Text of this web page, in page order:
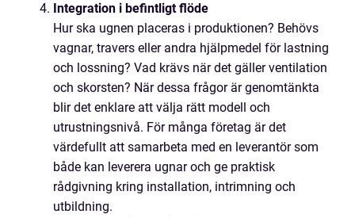
Integration i befintligt flöde
Hur ska ugnen placeras i produktionen? Behövs
vagnar, travers eller andra hjälpmedel för lastning
och lossning? Vad krävs när det gäller ventilation
och skorsten? När dessa frågor är genomtänkta
blir det enklare att välja rätt modell och
utrustningsnivå. För många företag är det
värdefullt att samarbeta med en leverantör som
både kan leverera ugnar och ge praktisk
rådgivning kring installation, intrimning och
utbildning.